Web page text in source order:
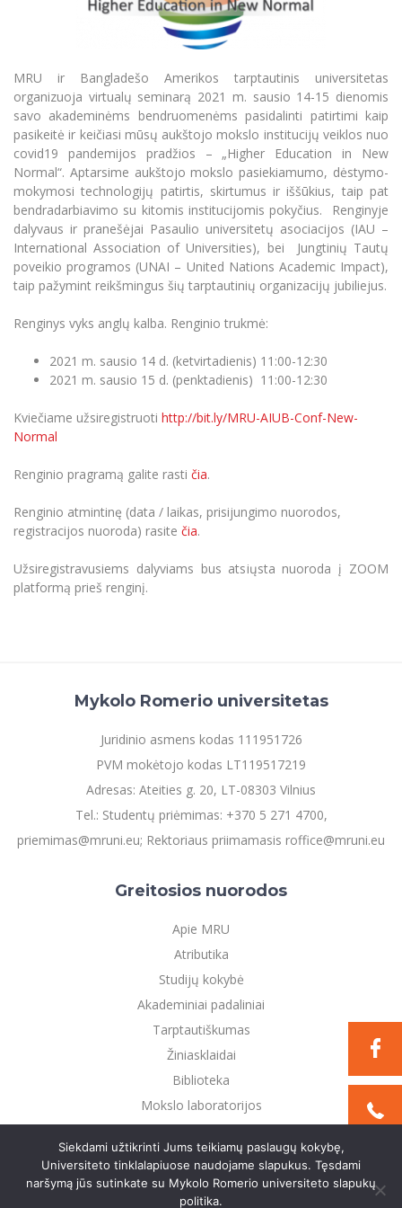
Universiteto teatras
MRU pop vokalinis ansamblis (vadovas Artūras
MRU merginų choras
Neformaliuoju ir (ar) savišvietos būdu įgytų
kompetencijų vertinimas ir pripažinimas
Erasmus+ mobilumas praktikoms (SMP)
Kitos galimybės
Partnerystės
Azijos centras
Vilniaus Karaliaus Sedžiongo institutas
Frankofoniškų šalių studijų centras
Emocinė gerovė
Mokslo laboratorijos
Doktorantūra
Projektai
Akademinė leidyba
Mokymų LAB
Mokslo naujienos
Kasmetiniai mokslo renginiai
Veiklos dokumentai
Darbas MRU
Universiteto simbolika
Atributika
Naujienos
Tarptautiškumas
Studentams
Studentams
Darbuotojams
Partnerystės
Azijos centras
Darbuotojams
Partnerystės
Vilniaus Karaliaus Sedžiongo institutas
Frankofoniškų šalių studijų centras
Darnus vystymasis
Privatumo politika
Negalia ir individualieji poreikiai
Civilinė sauga
Korupcijos prevencija
Sūduvos akademija
Tinklalaidės
Magistrantūros studijos
Vadovų MBA
Švietimo ir kultūros vadovų MPA
Teisės LL.M.
Papildomosios studijos
Pedagogų rengimas
Doktorantūros studijos
Profesinės bakalauro studijos
Personalo valdymo centras
Privačių interesų deklaravimas
Informacija naujiems darbuotojams
Darbuotojų Moodle (kompetencijų tobulinimui)
Studijų tvarkaraštis
Informacinė sistema "Studijos"
Daugiafaktorinė autentifikacija universiteto
darbuotojams (MFA)
Mokslininkų profiliai "CRIS"
Bendruomenės gerovė
Darbuotojų kvalifikacijos kėlimas
MRU norminių teisės aktų duomenų bazė
Pagalbos sistema
Profesinė sąjunga
Kontaktų paieška
MRU ir Bangladešo Amerikos tarptautinis universitetas
organizuoja virtualų seminarą 2021 m. sausio 14-15 dienomis
savo akademinėms bendruomenėms pasidalinti patirtimi kaip
pasikeitė ir keičiasi mūsų aukštojo mokslo institucijų veiklos nuo
covid19 pandemijos pradžios – „Higher Education in New
Normal“. Aptarsime aukštojo mokslo pasiekiamumo, dėstymo-
mokymosi technologijų patirtis, skirtumus ir iššūkius, taip pat
bendradarbiavimo su kitomis institucijomis pokyčius. Renginyje
dalyvaus ir pranešėjai Pasaulio universitetų asociacijos (IAU –
International Association of Universities), bei Jungtinių Tautų
poveikio programos (UNAI – United Nations Academic Impact),
taip pažymint reikšmingus šių tarptautinių organizacijų jubiliejus.
Renginys vyks anglų kalba. Renginio trukmė:
2021 m. sausio 14 d. (ketvirtadienis) 11:00-12:30
2021 m. sausio 15 d. (penktadienis) 11:00-12:30
Kviečiame užsiregistruoti http://bit.ly/MRU-AIUB-Conf-New-
Normal
Renginio pragramą galite rasti čia.
Renginio atmintinę (data / laikas, prisijungimo nuorodos,
registracijos nuoroda) rasite čia.
Užsiregistravusiems dalyviams bus atsiųsta nuoroda į ZOOM
platformą prieš renginį.
Mykolo Romerio universitetas
Juridinio asmens kodas 111951726
PVM mokėtojo kodas LT119517219
Adresas: Ateities g. 20, LT-08303 Vilnius
Tel.: Studentų priėmimas: +370 5 271 4700,
priemimas@mruni.eu; Rektoriaus priimamasis roffice@mruni.eu
Greitosios nuorodos
Apie MRU
Atributika
Studijų kokybė
Akademiniai padaliniai
Tarptautiškumas
Žiniasklaidai
Biblioteka
Mokslo laboratorijos
Privatumo politika
©2021 Mykolo Romerio universitetas. Visos teisės
Siekdami užtikrinti Jums teikiamų paslaugų kokybę,
Universiteto tinklalapiuose naudojame slapukus. Tęsdami
naršymą jūs sutinkate su Mykolo Romerio universiteto slapukų
politika.